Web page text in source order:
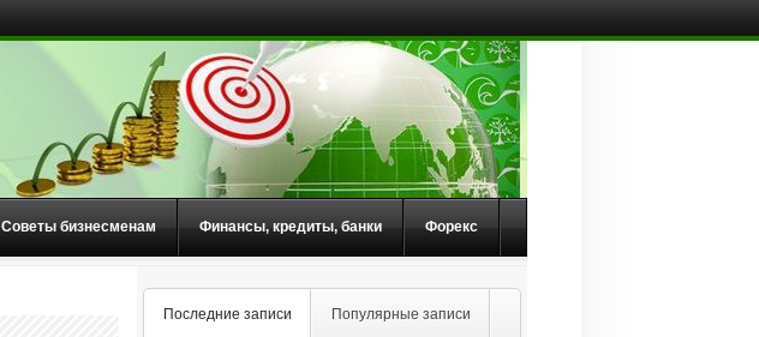
Советы бизнесменам Финансы, кредиты, банки Форекс
Последние записи Популярные записи